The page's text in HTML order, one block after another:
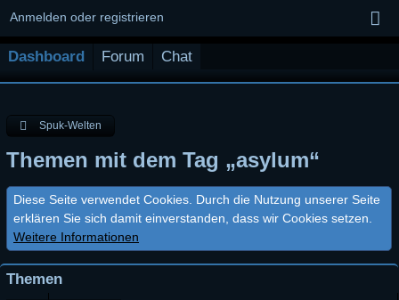
Anmelden oder registrieren
Dashboard Forum Chat
Spuk-Welten
Themen mit dem Tag „asylum“
Diese Seite verwendet Cookies. Durch die Nutzung unserer Seite
erklären Sie sich damit einverstanden, dass wir Cookies setzen.
Weitere Informationen
Themen